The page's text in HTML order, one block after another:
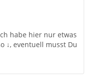
habe hier nur etwas
↓, eventuell musst Du